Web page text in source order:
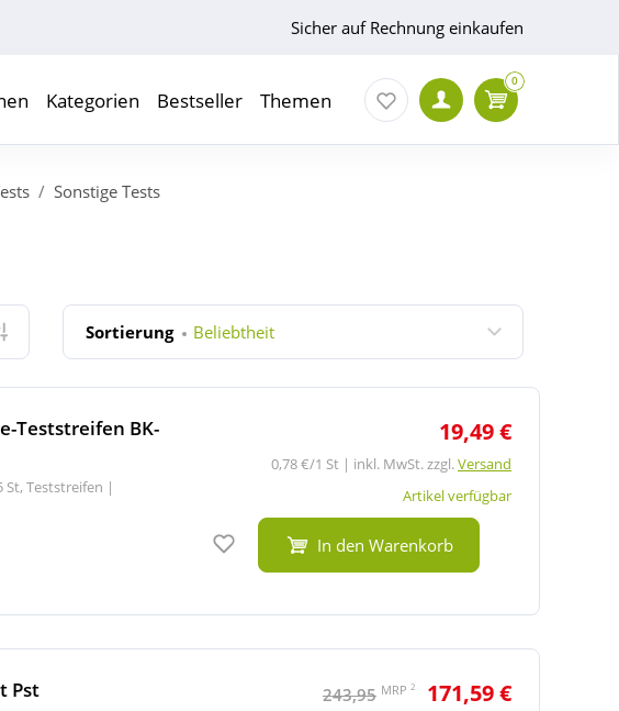
Sicher auf Rechnung einkaufen
Kategorien Bestseller Themen
0
Sonstige Tests
Sortierung Beliebtheit
Teststreifen BK-
St, Teststreifen |
19,49 €
0,78 €/1 St | inkl. MwSt. zzgl.Versand
Artikel verfügbar
Auf den Merkzettel
In den Warenkorb
Pst 243,95 MRP 2 171,59 €